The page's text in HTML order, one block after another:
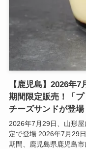
【鹿児島】2026年
期間限定販売！「
チーズサンドが登場
2026年7月29日、山形
定で登場 2026年7月29
期間、鹿児島県鹿児島市